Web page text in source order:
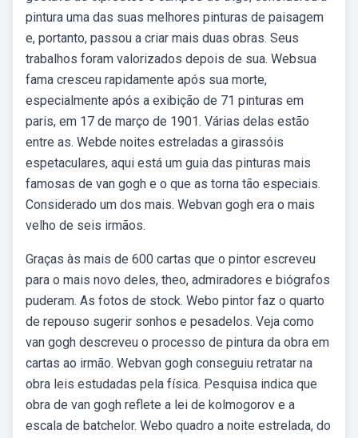
pintura uma das suas melhores pinturas de paisagem
e, portanto, passou a criar mais duas obras. Seus
trabalhos foram valorizados depois de sua. Websua
fama cresceu rapidamente após sua morte,
especialmente após a exibição de 71 pinturas em
paris, em 17 de março de 1901. Várias delas estão
entre as. Webde noites estreladas a girassóis
espetaculares, aqui está um guia das pinturas mais
famosas de van gogh e o que as torna tão especiais.
Considerado um dos mais. Webvan gogh era o mais
velho de seis irmãos.
Graças às mais de 600 cartas que o pintor escreveu
para o mais novo deles, theo, admiradores e biógrafos
puderam. As fotos de stock. Webo pintor faz o quarto
de repouso sugerir sonhos e pesadelos. Veja como
van gogh descreveu o processo de pintura da obra em
cartas ao irmão. Webvan gogh conseguiu retratar na
obra leis estudadas pela física. Pesquisa indica que
obra de van gogh reflete a lei de kolmogorov e a
escala de batchelor. Webo quadro a noite estrelada, do